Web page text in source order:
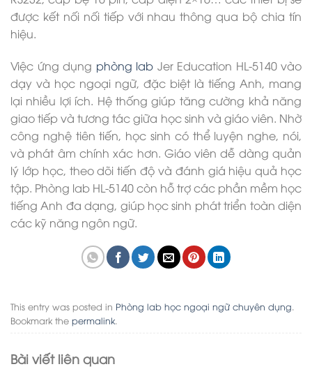
được kết nối nối tiếp với nhau thông qua bộ chia tín
hiệu.
Việc ứng dụng phòng lab Jer Education HL-5140 vào
dạy và học ngoại ngữ, đặc biệt là tiếng Anh, mang
lại nhiều lợi ích. Hệ thống giúp tăng cường khả năng
giao tiếp và tương tác giữa học sinh và giáo viên. Nhờ
công nghệ tiên tiến, học sinh có thể luyện nghe, nói,
và phát âm chính xác hơn. Giáo viên dễ dàng quản
lý lớp học, theo dõi tiến độ và đánh giá hiệu quả học
tập. Phòng lab HL-5140 còn hỗ trợ các phần mềm học
tiếng Anh đa dạng, giúp học sinh phát triển toàn diện
các kỹ năng ngôn ngữ.
This entry was posted in Phòng lab học ngoại ngữ chuyên dụng.
Bookmark the permalink.
Bài viết liên quan